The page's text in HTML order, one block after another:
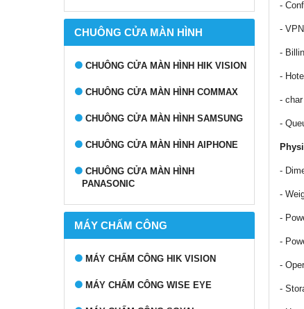
CHUÔNG CỬA MÀN HÌNH
CHUÔNG CỬA MÀN HÌNH HIK VISION
CHUÔNG CỬA MÀN HÌNH COMMAX
CHUÔNG CỬA MÀN HÌNH SAMSUNG
CHUÔNG CỬA MÀN HÌNH AIPHONE
CHUÔNG CỬA MÀN HÌNH
PANASONIC
MÁY CHẤM CÔNG
MÁY CHẤM CÔNG HIK VISION
MÁY CHẤM CÔNG WISE EYE
-
-
-
-
-
-
-
-
-
-
-
-